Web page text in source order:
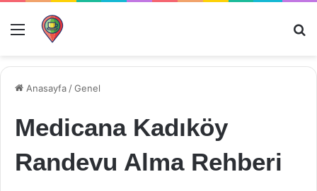
Menü
Anasayfa /Genel
Medicana Kadıköy
Randevu Alma Rehberi